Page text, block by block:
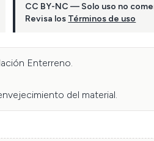
CC BY-NC — Solo uso no
Revisa los Términos de uso
Enterreno.
del material.